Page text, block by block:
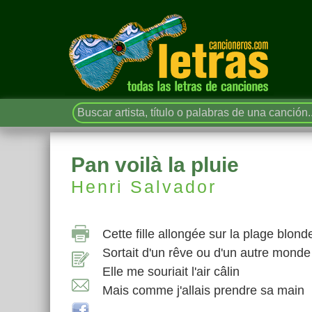
Pan voilà la pluie
Henri Salvador
Cette fille allongée sur la plage
Sortait d'un rêve ou d'un autre monde
Elle me souriait l'air câlin
Mais comme j'allais prendre sa main